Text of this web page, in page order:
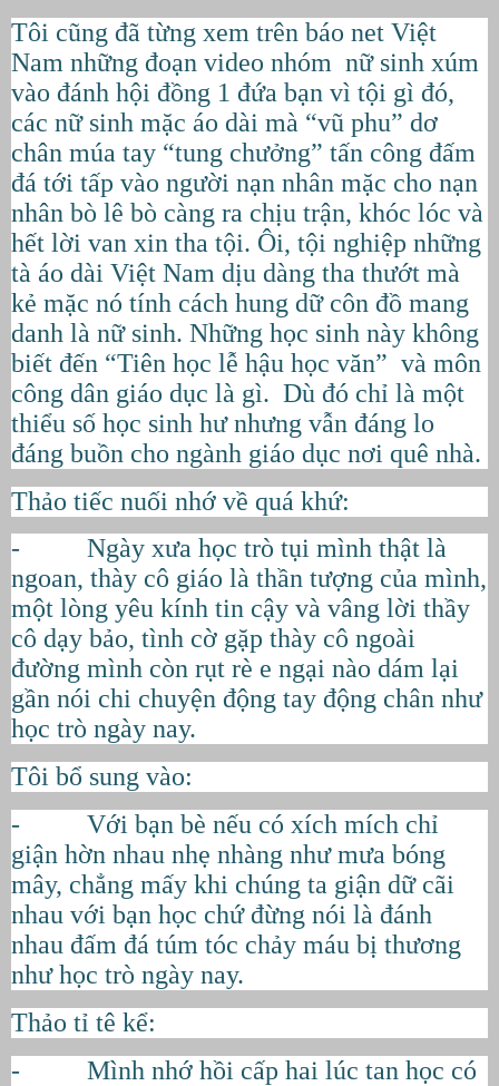
Tôi cũng đã từng xem trên báo net Việt
Nam những đoạn video nhóm nữ sinh xúm
vào đánh hội đồng 1 đứa bạn vì tội gì đó,
các nữ sinh mặc áo dài mà “vũ phu” dơ
chân múa tay “tung chưởng” tấn công đấm
đá tới tấp vào người nạn nhân mặc cho nạn
nhân bò lê bò càng ra chịu trận, khóc lóc và
hết lời van xin tha tội. Ôi, tội nghiệp những
tà áo dài Việt Nam dịu dàng tha thướt mà
kẻ mặc nó tính cách hung dữ côn đồ mang
danh là nữ sinh. Những học sinh này không
biết đến “Tiên học lễ hậu học văn” và môn
công dân giáo dục là gì. Dù đó chỉ là một
thiểu số học sinh hư nhưng vẫn đáng lo
đáng buồn cho ngành giáo dục nơi quê nhà.
Thảo tiếc nuối nhớ về quá khứ:
- Ngày xưa học trò tụi mình thật là
ngoan, thày cô giáo là thần tượng của mình,
một lòng yêu kính tin cậy và vâng lời thầy
cô dạy bảo, tình cờ gặp thày cô ngoài
đường mình còn rụt rè e ngại nào dám lại
gần nói chi chuyện động tay động chân như
học trò ngày nay.
Tôi bổ sung vào:
- Với bạn bè nếu có xích mích chỉ
giận hờn nhau nhẹ nhàng như mưa bóng
mây, chẳng mấy khi chúng ta giận dữ cãi
nhau với bạn học chứ đừng nói là đánh
nhau đấm đá túm tóc chảy máu bị thương
như học trò ngày nay.
Thảo tỉ tê kể:
- Mình nhớ hồi cấp hai lúc tan học có